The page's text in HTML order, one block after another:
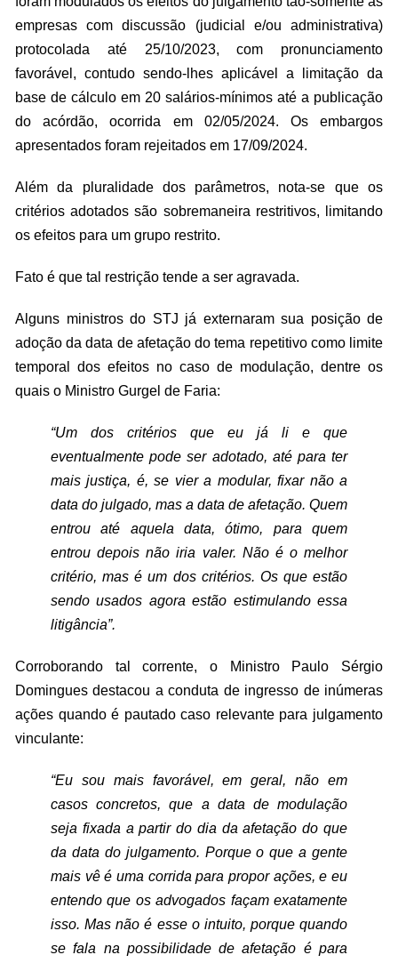
empresas com discussão (judicial e/ou administrativa)
protocolada até 25/10/2023, com pronunciamento
favorável, contudo sendo-lhes aplicável a limitação da
base de cálculo em 20 salários-mínimos até a publicação
do acórdão, ocorrida em 02/05/2024. Os embargos
apresentados foram rejeitados em 17/09/2024.
Além da pluralidade dos parâmetros, nota-se que os
critérios adotados são sobremaneira restritivos, limitando
os efeitos para um grupo restrito.
Fato é que tal restrição tende a ser agravada.
Alguns ministros do STJ já externaram sua posição de
adoção da data de afetação do tema repetitivo como limite
temporal dos efeitos no caso de modulação, dentre os
quais o Ministro Gurgel de Faria:
“Um dos critérios que eu já li e que
eventualmente pode ser adotado, até para ter
mais justiça, é, se vier a modular, fixar não a
data do julgado, mas a data de afetação. Quem
entrou até aquela data, ótimo, para quem
entrou depois não iria valer. Não é o melhor
critério, mas é um dos critérios. Os que estão
sendo usados agora estão estimulando essa
litigância”.
Corroborando tal corrente, o Ministro Paulo Sérgio
Domingues destacou a conduta de ingresso de inúmeras
ações quando é pautado caso relevante para julgamento
vinculante:
“Eu sou mais favorável, em geral, não em
casos concretos, que a data de modulação
seja fixada a partir do dia da afetação do que
da data do julgamento. Porque o que a gente
mais vê é uma corrida para propor ações, e eu
entendo que os advogados façam exatamente
isso. Mas não é esse o intuito, porque quando
se fala na possibilidade de afetação é para